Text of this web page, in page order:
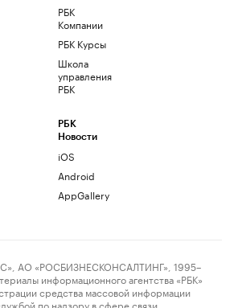
РБК
Компании
РБК Курсы
Школа
управления
РБК
РБК
Новости
iOS
Android
AppGallery
АО «РОСБИЗНЕСКОНСАЛТИНГ», 1995–
информационного агентства «РБК»
средства массовой информации
по надзору в сфере связи,